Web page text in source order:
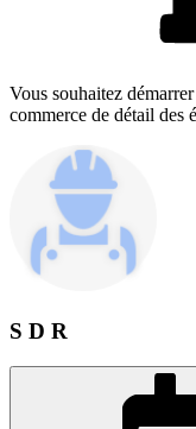
Vous souhaitez
commerce de détail des
S D R